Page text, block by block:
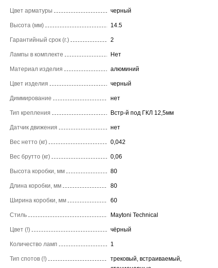
Цвет арматуры черный
Высота (мм) 14.5
Гарантийный срок (г.) 2
Лампы в комплекте Нет
Материал изделия алюминий
Цвет изделия черный
Диммирование нет
Тип крепления Встр-й под ГКЛ 12,5мм
Датчик движения нет
Вес нетто (кг) 0,042
Вес брутто (кг) 0,06
Высота коробки, мм 80
Длина коробки, мм 80
Ширина коробки, мм 60
Стиль Maytoni Technical
Цвет (!) чёрный
Количество ламп 1
Тип спотов (!)
трековый, встраиваемый,